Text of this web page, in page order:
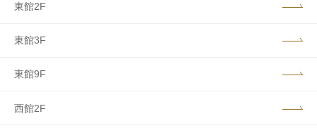
東館2F
東館3F
東館9F
西館2F